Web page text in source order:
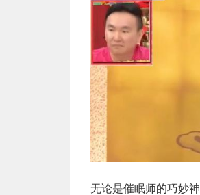
无论是催眠师的巧妙